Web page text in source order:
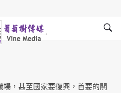
，甚至國家要復興，首要的關